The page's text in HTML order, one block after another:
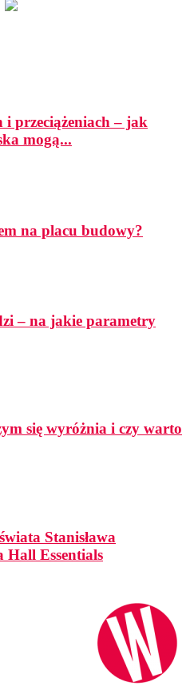
przeciążeniach – jak
mogą...
na placu budowy?
– na jakie parametry
się wyróżnia i czy warto
Stanisława
Hall Essentials